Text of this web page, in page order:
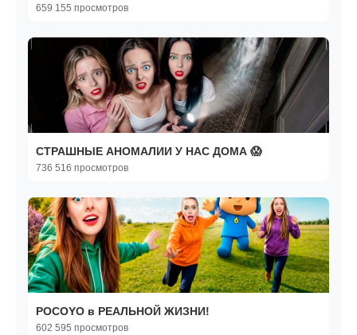
659 155 просмотров
СТРАШНЫЕ АНОМАЛИИ У НАС ДОМА 😱
736 516 просмотров
POCOYO в РЕАЛЬНОЙ ЖИЗНИ!
602 595 просмотров